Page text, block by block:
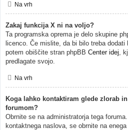
Na vrh
Zakaj funkcija X ni na voljo?
Ta programska oprema je delo skupine
licenco. Če mislite, da bi bilo treba
potem obiščite stran phpBB Center idej,
predlagate svojo.
Na vrh
Koga lahko kontaktiram glede zlorab
forumom?
Obrnite se na administratorja tega
kontaktnega naslova, se obrnite na